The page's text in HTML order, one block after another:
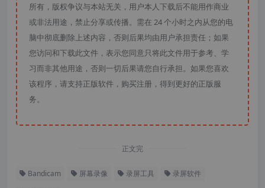
所有，版权争议与本站无关，用户本人下载后不能用作商业
或非法用途，禁止分享或传播。需在 24 个小时之内从您的电
脑中彻底删除上述内容，否则后果均由用户承担责任；如果
您访问和下载此文件，表示您同意只将此文件用于参考、学
习而非其他用途，否则一切后果请您自行承担。如果您喜欢
该程序，请支持正版软件，购买注册，得到更好的正版服
务。
正文完
Bandicam 屏幕录像 录屏工具 录屏软件